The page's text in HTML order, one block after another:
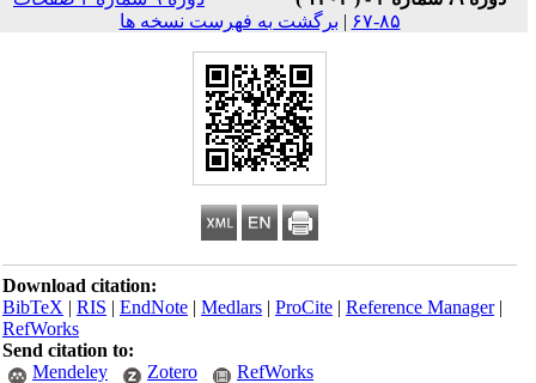
۸۵-۶۷
| برگشت به فهرست نسخه ها
Download citation:
BibTeX|RIS|EndNote|Medlars|ProCite|Reference Manager
RefWorks
Send citation to:
Mendeley
Zotero RefWorks